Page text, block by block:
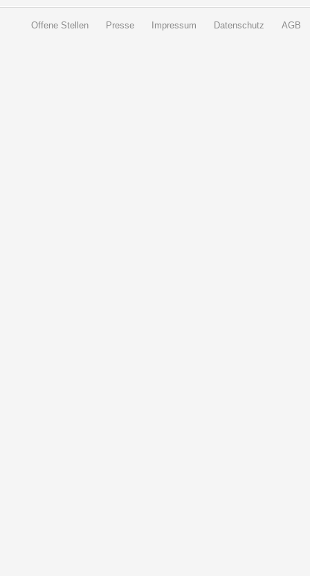
Offene Stellen Presse Impressum Datenschutz AGB